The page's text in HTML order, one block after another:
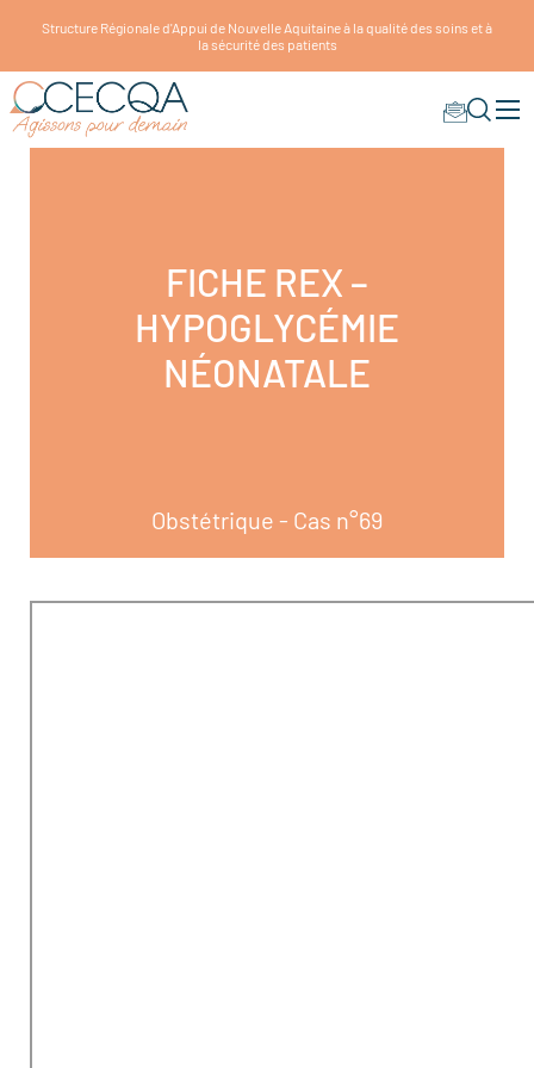
Structure Régionale d'Appui de Nouvelle Aquitaine à la qualité des soins et à
la sécurité des patients
FICHE REX –
HYPOGLYCÉMIE
NÉONATALE
Obstétrique - Cas n°69